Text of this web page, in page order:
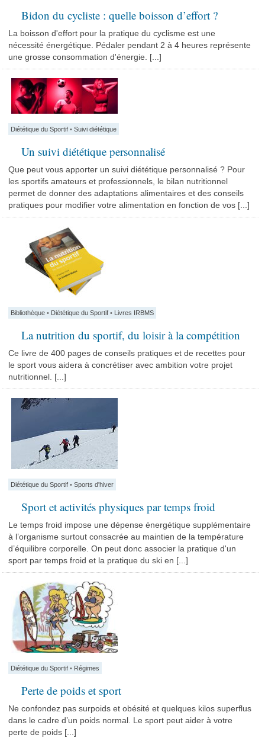
Bidon du cycliste : quelle boisson d’effort ?
La boisson d'effort pour la pratique du cyclisme est une
nécessité énergétique. Pédaler pendant 2 à 4 heures représente
une grosse consommation d'énergie. [...]
Diététique du Sportif •Suivi diététique
Un suivi diététique personnalisé
Que peut vous apporter un suivi diététique personnalisé ? Pour
les sportifs amateurs et professionnels, le bilan nutritionnel
permet de donner des adaptations alimentaires et des conseils
pratiques pour modifier votre alimentation en fonction de vos [...]
Bibliothèque • Diététique du Sportif • Livres IRBMS
La nutrition du sportif, du loisir à la compétition
Ce livre de 400 pages de conseils pratiques et de recettes pour
le sport vous aidera à concrétiser avec ambition votre projet
nutritionnel. [...]
Diététique du Sportif •Sports d'hiver
Sport et activités physiques par temps froid
Le temps froid impose une dépense énergétique supplémentaire
à l’organisme surtout consacrée au maintien de la température
d’équilibre corporelle. On peut donc associer la pratique d'un
sport par temps froid et la pratique du ski en [...]
Diététique du Sportif • Régimes
Perte de poids et sport
Ne confondez pas surpoids et obésité et quelques kilos superflus
dans le cadre d’un poids normal. Le sport peut aider à votre
perte de poids [...]